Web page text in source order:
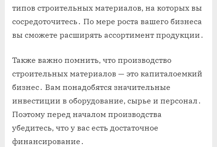
типов строительных материалов, на которых вы
сосредоточитесь․ По мере роста вашего бизнеса
вы сможете расширять ассортимент продукции․
Также важно помнить, что производство
строительных материалов — это капиталоемкий
бизнес․ Вам понадобятся значительные
инвестиции в оборудование, сырье и персонал․
Поэтому перед началом производства
убедитесь, что у вас есть достаточное
финансирование․